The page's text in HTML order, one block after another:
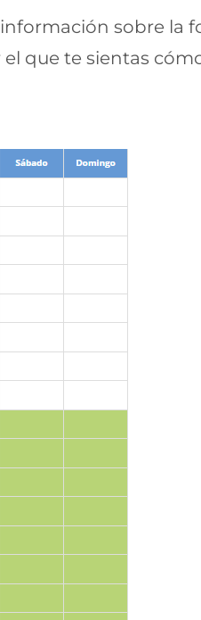
sobre la
que te sientas